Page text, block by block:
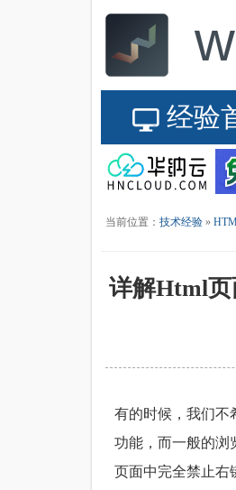
经验
当前位置： 技术经验 »
详解Html
有的时候，我们不
功能，而一般的浏
页面中完全禁止右